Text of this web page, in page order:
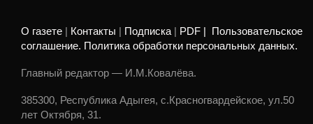
О газете Контакты Подписка PDF |
Пользовательское
соглашение. Политика обработки персональных данных.
Главный редактор — И.М.Ковалёва.
385300, Республика Адыгея, с.Красногвардейское, ул.50
лет Октября, 31.